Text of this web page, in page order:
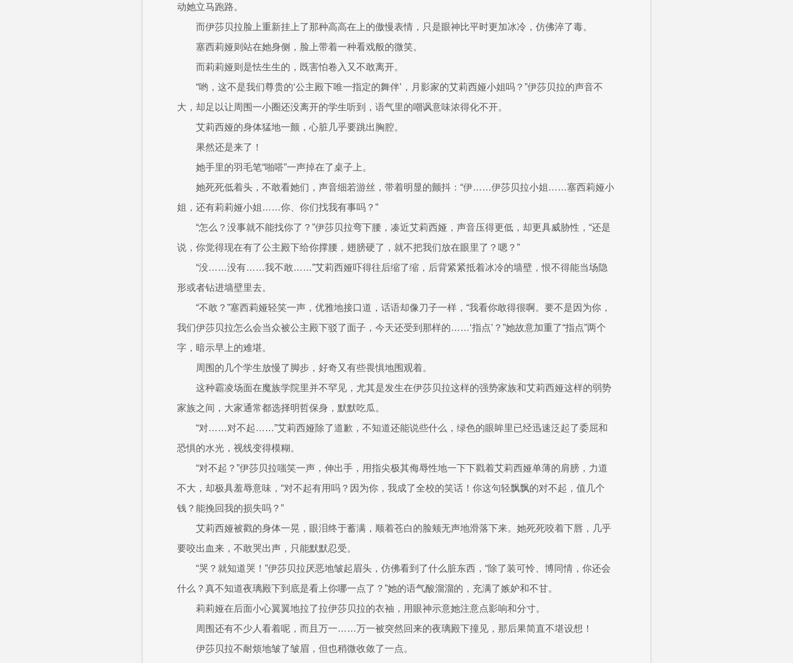
动她立马跑路。
而伊莎贝拉脸上重新挂上了那种高高在上的傲慢表情，只是眼神比平时更加冰冷，仿佛淬了毒。
塞西莉娅则站在她身侧，脸上带着一种看戏般的微笑。
而莉莉娅则是怯生生的，既害怕卷入又不敢离开。
“哟，这不是我们尊贵的‘公主殿下唯一指定的舞伴’，月影家的艾莉西娅小姐吗？”伊莎贝拉的声音不
大，却足以让周围一小圈还没离开的学生听到，语气里的嘲讽意味浓得化不开。
艾莉西娅的身体猛地一颤，心脏几乎要跳出胸腔。
果然还是来了！
她手里的羽毛笔“啪嗒”一声掉在了桌子上。
她死死低着头，不敢看她们，声音细若游丝，带着明显的颤抖：“伊……伊莎贝拉小姐……塞西莉娅小
姐，还有莉莉娅小姐……你、你们找我有事吗？”
“怎么？没事就不能找你了？”伊莎贝拉弯下腰，凑近艾莉西娅，声音压得更低，却更具威胁性，“还是
说，你觉得现在有了公主殿下给你撑腰，翅膀硬了，就不把我们放在眼里了？嗯？”
“没……没有……我不敢……”艾莉西娅吓得往后缩了缩，后背紧紧抵着冰冷的墙壁，恨不得能当场隐
形或者钻进墙壁里去。
“不敢？”塞西莉娅轻笑一声，优雅地接口道，话语却像刀子一样，“我看你敢得很啊。要不是因为你，
我们伊莎贝拉怎么会当众被公主殿下驳了面子，今天还受到那样的……‘指点’？”她故意加重了“指点”两个
字，暗示早上的难堪。
周围的几个学生放慢了脚步，好奇又有些畏惧地围观着。
这种霸凌场面在魔族学院里并不罕见，尤其是发生在伊莎贝拉这样的强势家族和艾莉西娅这样的弱势
家族之间，大家通常都选择明哲保身，默默吃瓜。
“对……对不起……”艾莉西娅除了道歉，不知道还能说些什么，绿色的眼眸里已经迅速泛起了委屈和
恐惧的水光，视线变得模糊。
“对不起？”伊莎贝拉嗤笑一声，伸出手，用指尖极其侮辱性地一下下戳着艾莉西娅单薄的肩膀，力道
不大，却极具羞辱意味，“对不起有用吗？因为你，我成了全校的笑话！你这句轻飘飘的对不起，值几个
钱？能挽回我的损失吗？”
艾莉西娅被戳的身体一晃，眼泪终于蓄满，顺着苍白的脸颊无声地滑落下来。她死死咬着下唇，几乎
要咬出血来，不敢哭出声，只能默默忍受。
“哭？就知道哭！”伊莎贝拉厌恶地皱起眉头，仿佛看到了什么脏东西，“除了装可怜、博同情，你还会
什么？真不知道夜璃殿下到底是看上你哪一点了？”她的语气酸溜溜的，充满了嫉妒和不甘。
莉莉娅在后面小心翼翼地拉了拉伊莎贝拉的衣袖，用眼神示意她注意点影响和分寸。
周围还有不少人看着呢，而且万一……万一被突然回来的夜璃殿下撞见，那后果简直不堪设想！
伊莎贝拉不耐烦地皱了皱眉，但也稍微收敛了一点。